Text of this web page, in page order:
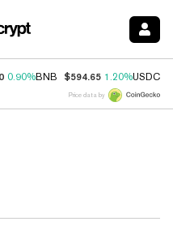
0.90%BNB $594.65 1.20%USDC
Price data by